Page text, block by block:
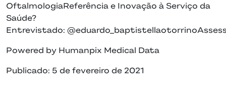
OftalmologiaReferência e Inovação à Serviço da
Saúde?
Entrevistado:
Powered by Humanpix Medical Data
Publicado: 5 de fevereiro de 2021